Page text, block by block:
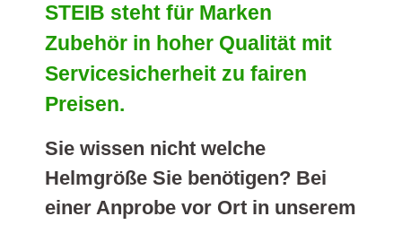
STEIB steht für Marken
Zubehör in hoher Qualität mit
Servicesicherheit zu fairen
Preisen.
Sie wissen nicht welche
Helmgröße Sie benötigen? Bei
einer Anprobe vor Ort in unserem